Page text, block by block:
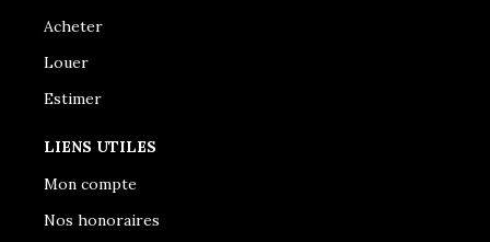
Acheter
Louer
Estimer
LIENS UTILES
Mon compte
Nos honoraires